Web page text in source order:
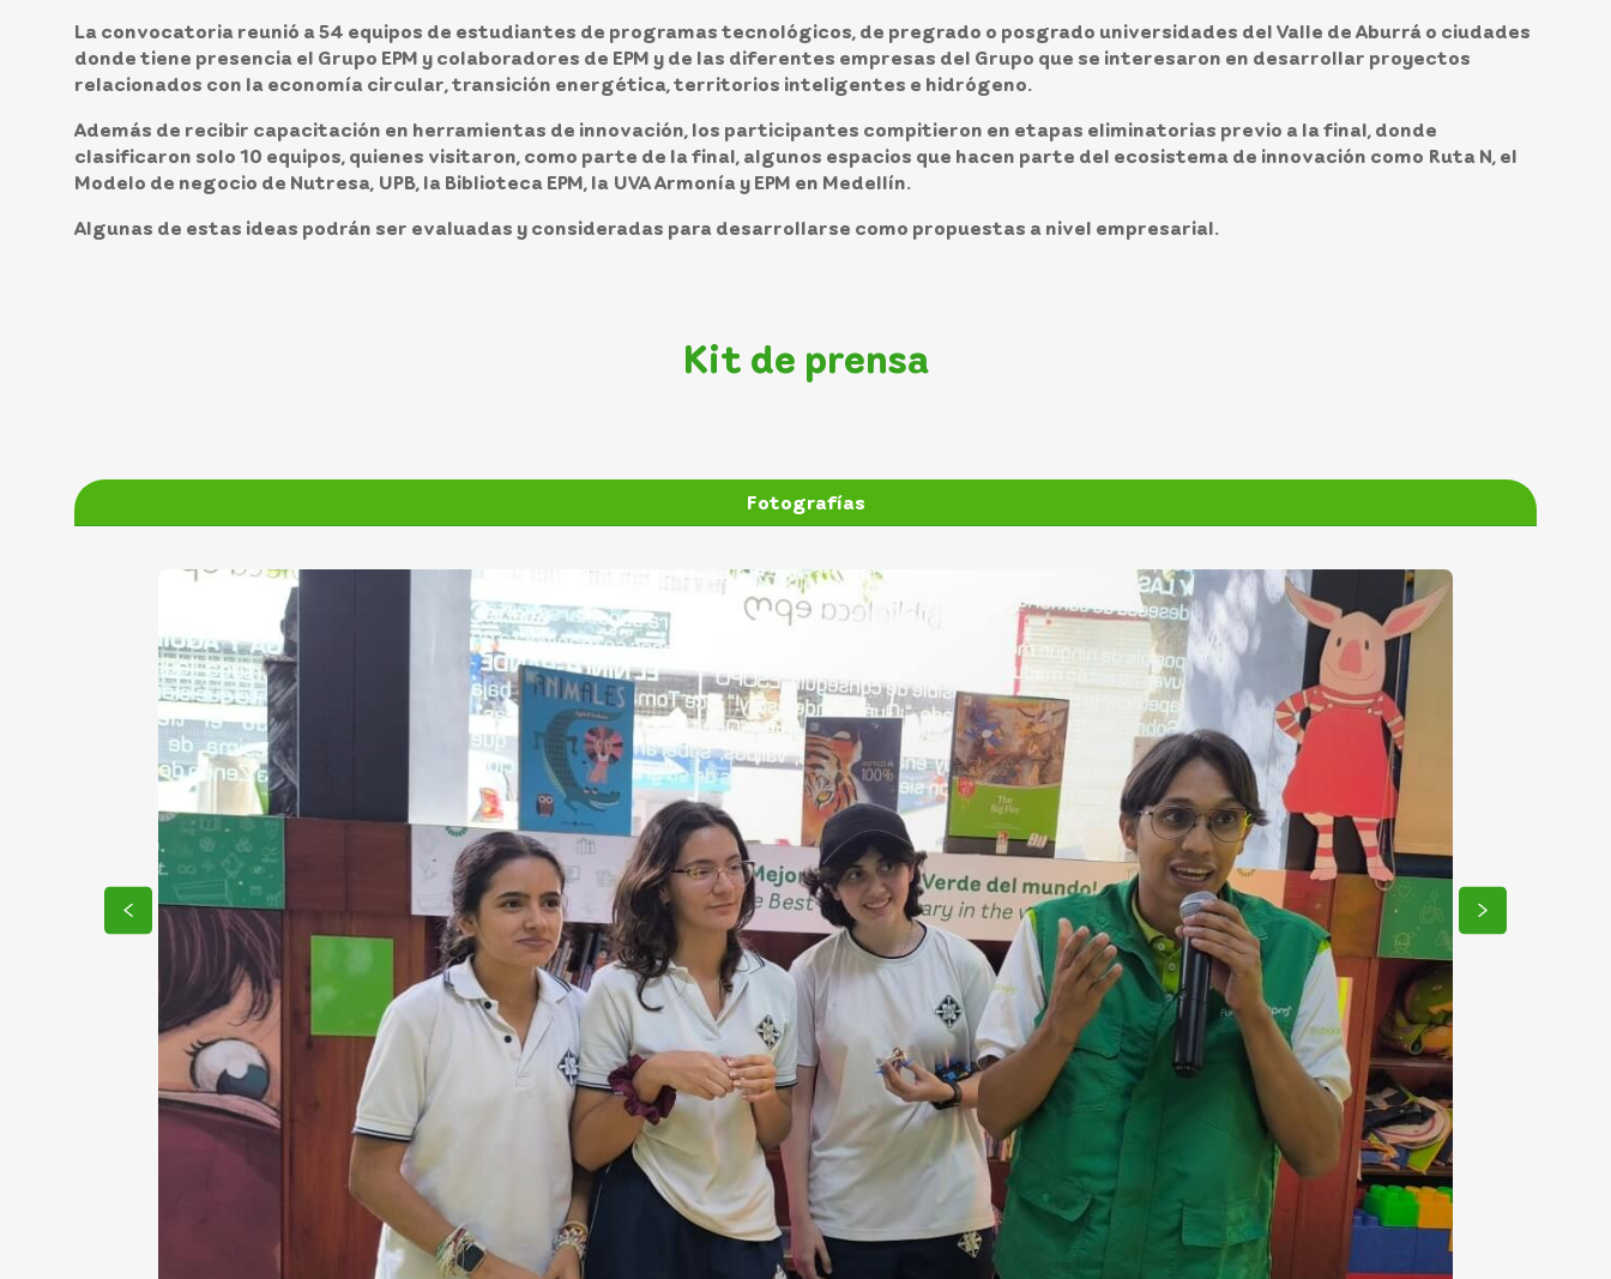
La convocatoria reunió a 54 equipos de estudiantes de programas tecnológicos, de pregrado o posgrado universidades del Valle de Aburrá o ciudades
donde tiene presencia el Grupo EPM y colaboradores de EPM y de las diferentes empresas del Grupo que se interesaron en desarrollar proyectos
relacionados con la economía circular, transición energética, territorios inteligentes e hidrógeno.
Además de recibir capacitación en herramientas de innovación, los participantes compitieron en etapas eliminatorias previo a la final, donde
clasificaron solo 10 equipos, quienes visitaron, como parte de la final, algunos espacios que hacen parte del ecosistema de innovación como Ruta N, el
Modelo de negocio de Nutresa, UPB, la Biblioteca EPM, la UVA Armonía y EPM en Medellín.
Algunas de estas ideas podrán ser evaluadas y consideradas para desarrollarse como propuestas a nivel empresarial.
Kit de prensa
Fotografías